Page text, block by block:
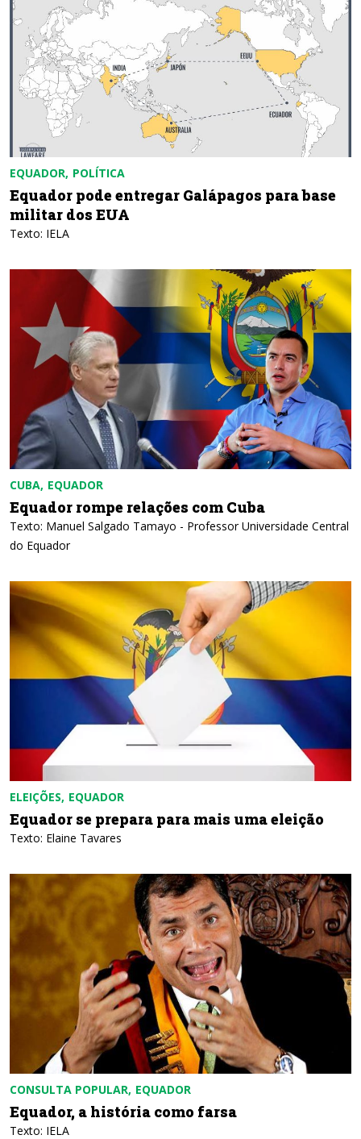
EQUADOR POLÍTICA
Equador pode entregar Galápagos para base
militar dos EUA
Texto: IELA
CUBA EQUADOR
Equador rompe relações com Cuba
Texto: Manuel Salgado Tamayo - Professor Universidade Central
do Equador
ELEIÇÕES EQUADOR
Equador se prepara para mais uma eleição
Texto: Elaine Tavares
CONSULTA POPULAR EQUADOR
Equador, a história como farsa
Texto: IELA